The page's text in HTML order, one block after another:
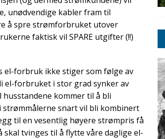
unødvendige kabler fram til
å spre strømforbruket utover
faktisk vil SPARE utgifter (!!)
el-forbruk ikke stiger som følge av
el-forbruket i stor grad synker av
kommer til å bli
snart vil bli kombinert
til en vesentlig høyere strømpris få
tvinges til å flytte våre daglige el-